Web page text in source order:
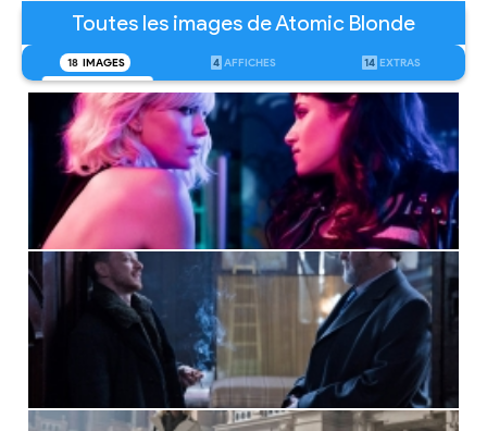
Toutes les images de Atomic Blonde
18 IMAGES 4 AFFICHES 14 EXTRAS